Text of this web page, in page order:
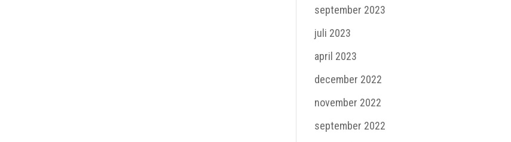
september 2023
juli 2023
april 2023
december 2022
november 2022
september 2022